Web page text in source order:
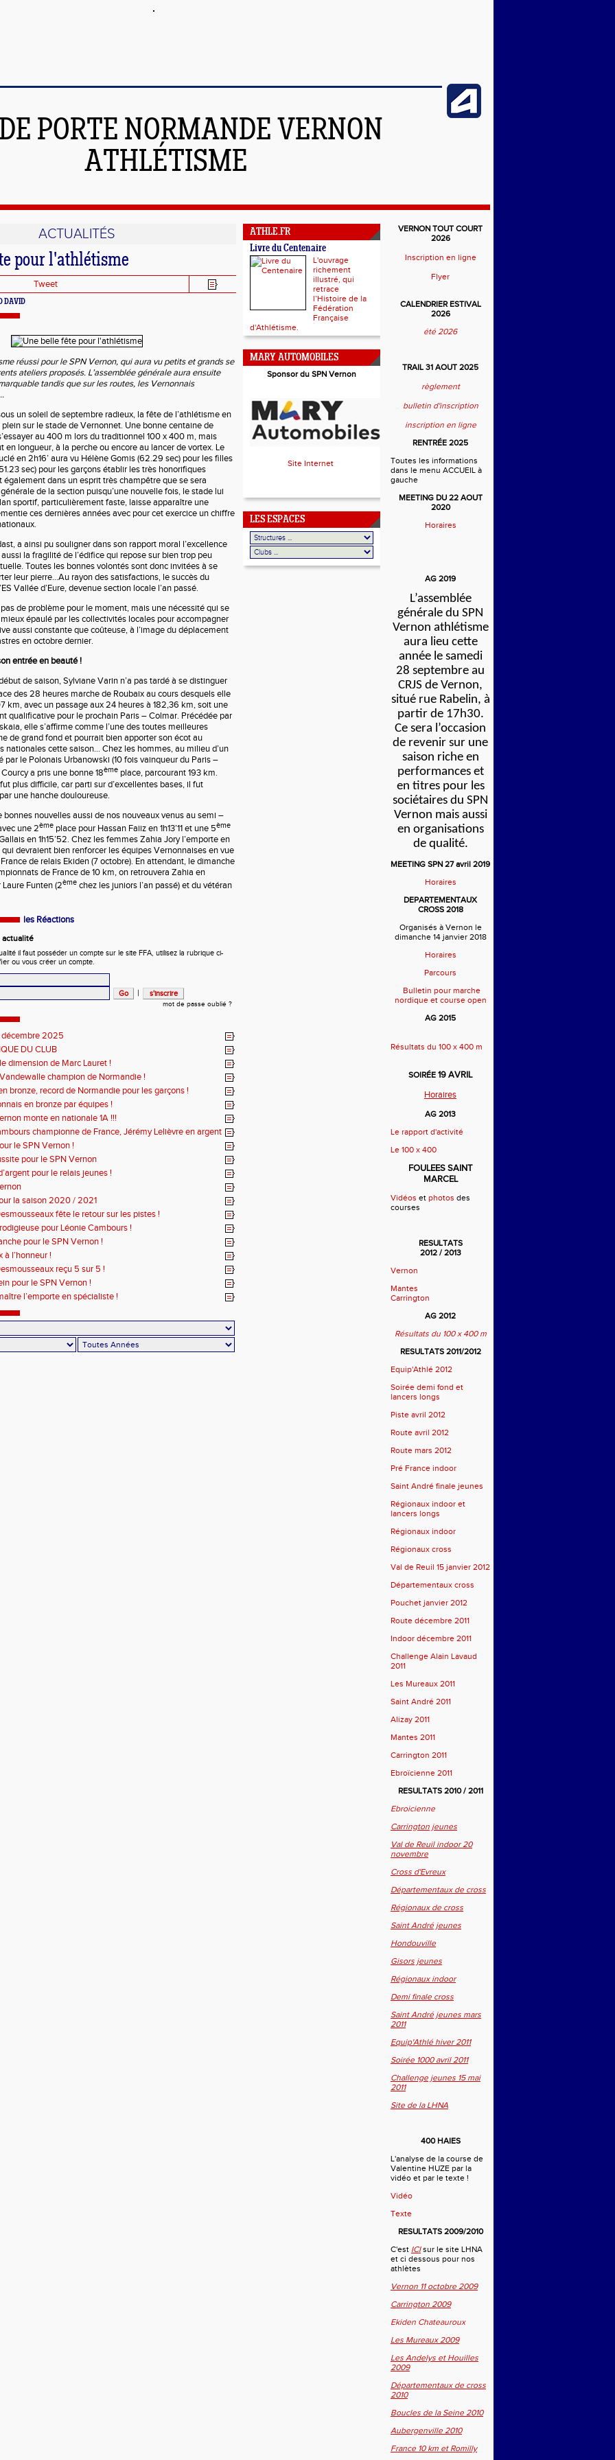
PORTE NORMANDE VERNON
ATHLÉTISME
ACTUALITÉS
pour l'athlétisme
Tweet
DAVID
réussi pour le SPN Vernon, qui aura vu petits et grands se
ateliers proposés. L’assemblée générale aura ensuite
tandis que sur les routes, les Vernonnais
un soleil de septembre radieux, la fête de l’athlétisme en
sur le stade de Vernonnet. Une bonne centaine de
au 400 m lors du traditionnel 100 x 400 m, mais
en longueur, à la perche ou encore au lancer de vortex. Le
en 2h16’ aura vu Hélène Gomis (62.29 sec) pour les filles
sec) pour les garçons établir les très honorifiques
également dans un esprit très champêtre que se sera
de la section puisqu’une nouvelle fois, le stade lui
sportif, particulièrement faste, laisse apparaître une
ces dernières années avec pour cet exercice un chiffre
a ainsi pu souligner dans son rapport moral l’excellence
la fragilité de l’édifice qui repose sur bien trop peu
Toutes les bonnes volontés sont donc invitées à se
leur pierre…Au rayon des satisfactions, le succès du
Vallée d’Eure, devenue section locale l’an passé.
de problème pour le moment, mais une nécessité qui se
épaulé par les collectivités locales pour accompagner
aussi constante que coûteuse, à l’image du déplacement
en octobre dernier.
entrée en beauté !
de saison, Sylviane Varin n’a pas tardé à se distinguer
des 28 heures marche de Roubaix au cours desquels elle
km, avec un passage aux 24 heures à 182,36 km, soit une
qualificative pour le prochain Paris – Colmar. Précédée par
elle s’affirme comme l’une des toutes meilleures
de grand fond et pourrait bien apporter son écot au
nationales cette saison… Chez les hommes, au milieu d’un
par le Polonais Urbanowski (10 fois vainqueur du Paris –
a pris une bonne 18ème place, parcourant 193 km.
plus difficile, car parti sur d’excellentes bases, il fut
une hanche douloureuse.
bonnes nouvelles aussi de nos nouveaux venus au semi –
une 2ème place pour Hassan Faiiz en 1h13’11 et une 5ème
en 1h15’52. Chez les femmes Zahia Jory l’emporte en
qui devraient bien renforcer les équipes Vernonnaises en vue
de relais Ekiden (7 octobre). En attendant, le dimanche
de France de 10 km, on retrouvera Zahia en
Funten (2ème chez les juniors l’an passé) et du vétéran
les Réactions
actualité
il faut posséder un compte sur le site FFA, utilisez la rubrique ci-
ou vous créer un compte.
|
mot de passe oublié ?
décembre 2025
DU CLUB
dimension de Marc Lauret !
champion de Normandie !
bronze, record de Normandie pour les garçons !
en bronze par équipes !
monte en nationale 1A !!!
championne de France, Jérémy Lelièvre en argent
le SPN Vernon !
pour le SPN Vernon
pour le relais jeunes !
la saison 2020 / 2021
fête le retour sur les pistes !
pour Léonie Cambours !
pour le SPN Vernon !
à l’honneur !
reçu 5 sur 5 !
pour le SPN Vernon !
l’emporte en spécialiste !
ATHLE.FR
Livre du Centenaire
L'ouvrage
richement
illustré, qui
retrace
l’Histoire de la
Fédération
Française
d'Athlétisme.
MARY AUTOMOBILES
Sponsor du SPN Vernon
Site Internet
LES ESPACES
VERNON TOUT COURT
2026
Inscription en ligne
Flyer
CALENDRIER ESTIVAL
2026
été 2026
TRAIL 31 AOUT 2025
règlement
bulletin d'inscription
inscription en ligne
RENTRÉE 2025
Toutes les informations
dans le menu ACCUEIL à
gauche
MEETING DU 22 AOUT
2020
Horaires
AG 2019
L’assemblée
générale du SPN
Vernon athlétisme
aura lieu cette
année le samedi
28 septembre au
CRJS de Vernon,
situé rue Rabelin, à
partir de 17h30.
Ce sera l’occasion
de revenir sur une
saison riche en
performances et
en titres pour les
sociétaires du SPN
Vernon mais aussi
en organisations
de qualité.
MEETING SPN 27 avril 2019
Horaires
DEPARTEMENTAUX
CROSS 2018
Organisés à Vernon le
dimanche 14 janvier 2018
Horaires
Parcours
Bulletin pour marche
nordique et course open
AG 2015
Résultats du 100 x 400 m
SOIRÉE 19 AVRIL
Horaires
AG 2013
Le rapport d'activité
Le 100 x 400
FOULEES SAINT
MARCEL
Vidéos et photos des
courses
RESULTATS
2012 / 2013
Vernon
Mantes
Carrington
AG 2012
Résultats du 100 x 400 m
RESULTATS 2011/2012
Equip'Athlé 2012
Soirée demi fond et
lancers longs
Piste avril 2012
Route avril 2012
Route mars 2012
Pré France indoor
Saint André finale jeunes
Régionaux indoor et
lancers longs
Régionaux indoor
Régionaux cross
Val de Reuil 15 janvier 2012
Départementaux cross
Pouchet janvier 2012
Route décembre 2011
Indoor décembre 2011
Challenge Alain Lavaud
2011
Les Mureaux 2011
Saint André 2011
Alizay 2011
Mantes 2011
Carrington 2011
Ebroïcienne 2011
RESULTATS 2010 / 2011
Ebroicienne
Carrington jeunes
Val de Reuil indoor 20
novembre
Cross d'Evreux
Départementaux de cross
Régionaux de cross
Saint André jeunes
Hondouville
Gisors jeunes
Régionaux indoor
Demi finale cross
Saint André jeunes mars
2011
Equip'Athlé hiver 2011
Soirée 1000 avril 2011
Challenge jeunes 15 mai
2011
Site de la LHNA
400 HAIES
L'analyse de la course de
Valentine HUZE par la
vidéo et par le texte !
Vidéo
Texte
RESULTATS 2009/2010
C'est ICIsur le site LHNA
et ci dessous pour nos
athlètes
Vernon 11 octobre 2009
Carrington 2009
Ekiden Chateauroux
Les Mureaux 2009
Les Andelys et Houilles
2009
Départementaux de cross
2010
Boucles de la Seine 2010
Aubergenville 2010
France 10 km et Romilly